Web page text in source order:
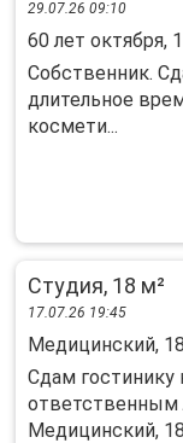
29.07.26 09:10
60 лет октября,
Собственник.
длительное
космети...
Студия, 18 м²
17.07.26 19:45
Медицинский, 18
Сдам гостинику
ответственным
Медицинский,